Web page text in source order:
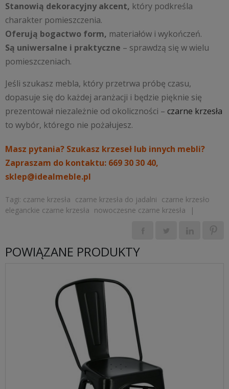
Stanowią dekoracyjny akcent, który podkreśla
charakter pomieszczenia.
Oferują bogactwo form, materiałów i wykończeń.
Są uniwersalne i praktyczne – sprawdzą się w wielu
pomieszczeniach.
Jeśli szukasz mebla, który przetrwa próbę czasu,
dopasuje się do każdej aranżacji i będzie pięknie się
prezentował niezależnie od okoliczności – czarne krzesła
to wybór, którego nie pożałujesz.
Masz pytania? Szukasz krzeseł lub innych mebli?
Zapraszam do kontaktu: 669 30 30 40,
sklep@idealmeble.pl
Tagi: czarne krzesła czarne krzesła do jadalni czarne krzesło
eleganckie czarne krzesła nowoczesne czarne krzesła |
POWIĄZANE PRODUKTY